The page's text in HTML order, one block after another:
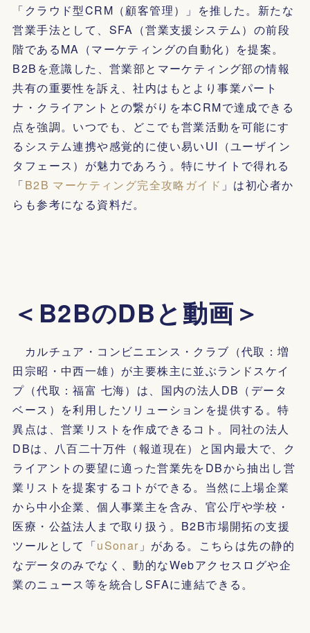
「クラウド型CRM（顧客管理）」を推した。新たな
営業手法として、SFA（営業支援システム）の前段
階であるMA（マーケティングの自動化）を提案。
B2Bを意識した、営業部とマーケティング部の情報
共有の重要性を訴え、社内はもとより事業パート
ナ・クライアントとの繋がりを本CRMで達成できる
点を強調。いつでも、どこでも営業活動を可能にす
るシステム連携や感覚的に使い易いUI（ユーザイン
タフェース）が魅力であろう。特にサイトで得れる
「B2B マーケティング完全攻略ガイド 」は初心者か
らも参考になる資料だ。
＜B2BのDBと動画＞
カルチュア・コンビニエンス・クラブ（代取：増
田宗昭・中西一雄）が主要株主に並ぶランドスケイ
プ（代取：福富 七海）は、国内の法人DB（データ
ベース）を利用したソリューションを提供する。特
異点は、営業リストを作成できるコト。同社の法人
DBは、八百二十万件（報道現在）と国内最大で、ク
ライアントの要望に適った営業先をDBから抽出し営
業リストを提案するコトができる。当然に上場企業
から中小企業、個人事業主を含み、官公庁や学校・
医療・公益法人まで取り扱う。B2B市場開拓の支援
ツールとして「uSonar 」がある。こちらは先の静的
なデータのみでなく、動的なWebアクセスログや企
業のニュース等を統合しSFAに連結できる。